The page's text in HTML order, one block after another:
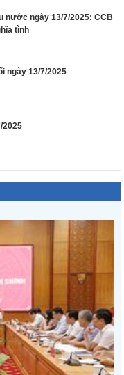
nước ngày 13/7/2025: CCB
tình
ngày 13/7/2025
2025